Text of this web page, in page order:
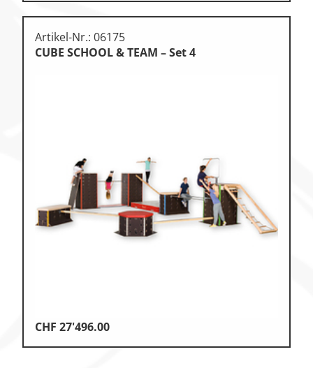
Artikel-Nr.: 06175
CUBE SCHOOL & TEAM – Set 4
CHF 27'496.00